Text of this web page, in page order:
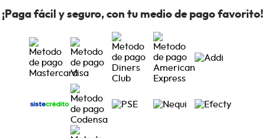
¡Paga fácil y seguro, con tu medio de pago favorito!